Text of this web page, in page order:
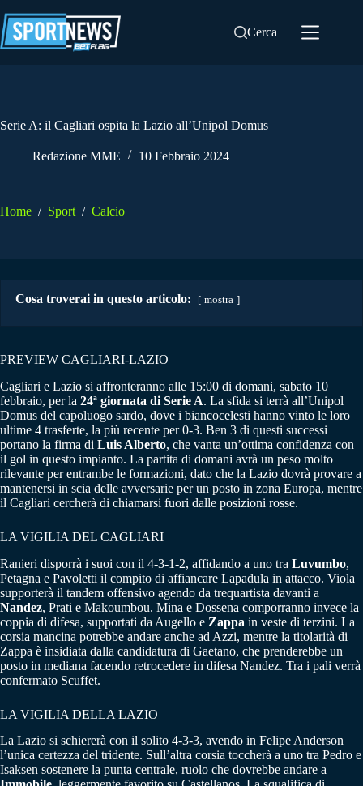
al
contenuto
Cerca
Serie A: il Cagliari ospita la Lazio all’Unipol Domus
Redazione MME 10 Febbraio 2024
Home / Sport / Calcio
Cosa troverai in questo articolo: mostra
PREVIEW CAGLIARI-LAZIO
Cagliari e Lazio si affronteranno alle 15:00 di domani, sabato 10
febbraio, per la 24ª giornata di Serie A. La sfida si terrà all’Unipol
Domus del capoluogo sardo, dove i biancocelesti hanno vinto le loro
ultime 4 trasferte, la più recente per 0-3. Ben 3 di questi successi
portano la firma di Luis Alberto, che vanta un’ottima confidenza con
il gol in questo impianto. La partita di domani avrà un peso molto
rilevante per entrambe le formazioni, dato che la Lazio dovrà provare a
mantenersi in scia delle avversarie per un posto in zona Europa, mentre
il Cagliari cercherà di chiamarsi fuori dalle posizioni rosse.
LA VIGILIA DEL CAGLIARI
Ranieri disporrà i suoi con il 4-3-1-2, affidando a uno tra Luvumbo,
Petagna e Pavoletti il compito di affiancare Lapadula in attacco. Viola
supporterà il tandem offensivo agendo da trequartista davanti a
Nandez, Prati e Makoumbou. Mina e Dossena comporranno invece la
coppia di difesa, supportati da Augello e Zappa in veste di terzini. La
corsia mancina potrebbe andare anche ad Azzi, mentre la titolarità di
Zappa è insidiata dalla candidatura di Gaetano, che prenderebbe un
posto in mediana facendo retrocedere in difesa Nandez. Tra i pali verrà
confermato Scuffet.
LA VIGILIA DELLA LAZIO
La Lazio si schiererà con il solito 4-3-3, avendo in Felipe Anderson
l’unica certezza del tridente. Sull’altra corsia toccherà a uno tra Pedro e
Isaksen sostenere la punta centrale, ruolo che dovrebbe andare a